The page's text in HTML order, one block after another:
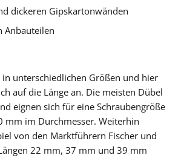
dickeren Gipskartonwänden
Anbauteilen
in unterschiedlichen Größen und hier
auf die Länge an. Die meisten Dübel
eignen sich für eine Schraubengröße
mm im Durchmesser. Weiterhin
von den Marktführern Fischer und
22 mm, 37 mm und 39 mm